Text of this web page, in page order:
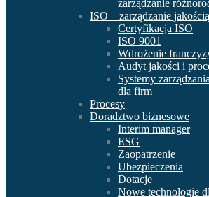
zarządzanie
ISO – zarządzanie jakością
Certyfikacja ISO
ISO 9001
Wdrożenie
Audyt jakości i
Systemy
dla firm
Procesy
Doradztwo biznesowe
Interim manager
ESG
Zaopatrzenie
Ubezpieczenia
Dotacje
Nowe technologie